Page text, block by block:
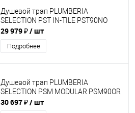
Душевой трап PLUMBERIA
SELECTION PST IN-TILE PST90NO
29 979 ₽/ шт
Подробнее
Душевой трап PLUMBERIA
SELECTION PSM MODULAR PSM90OR
30 697 ₽/ шт